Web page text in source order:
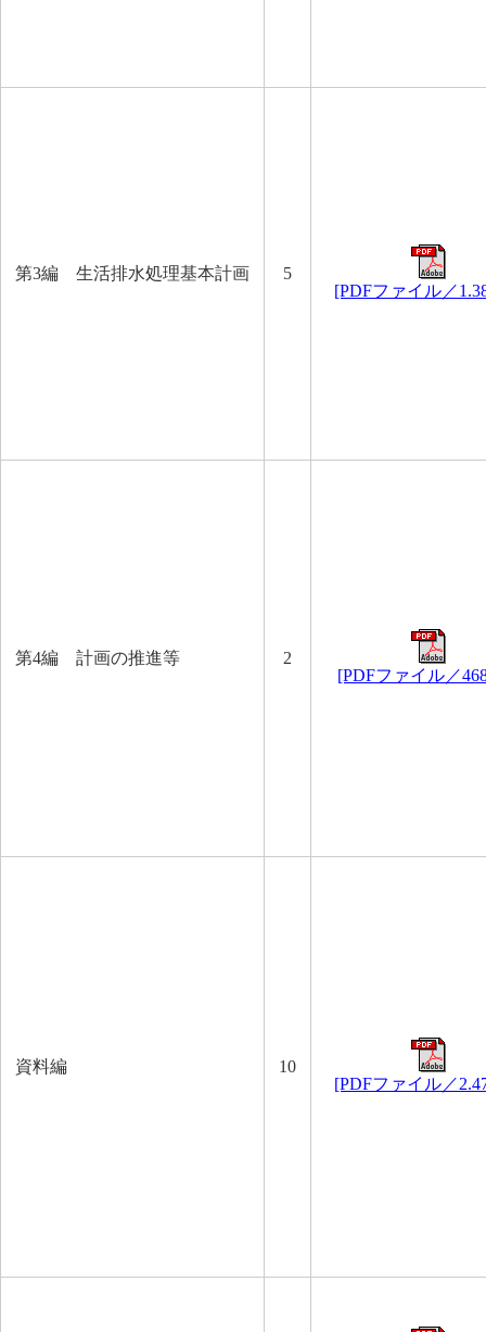
第3編 生活排水処理基本計画
5
[PDFファイル／
第4編 計画の推進等
2
[PDFファイル／
資料編
10
[PDFファイル／